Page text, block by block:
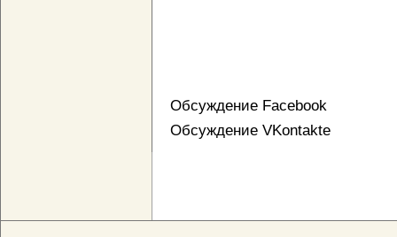
Обсуждение Facebook
Обсуждение VKontakte